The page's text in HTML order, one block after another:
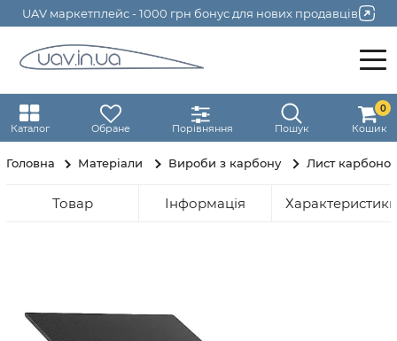
UAV маркетплейс - 1000 грн бонус для нових продавців
Каталог Обране Порівняння Пошук Кошик
0
Головна Матеріали Вироби з карбону Лист
Товар Інформація Характеристики